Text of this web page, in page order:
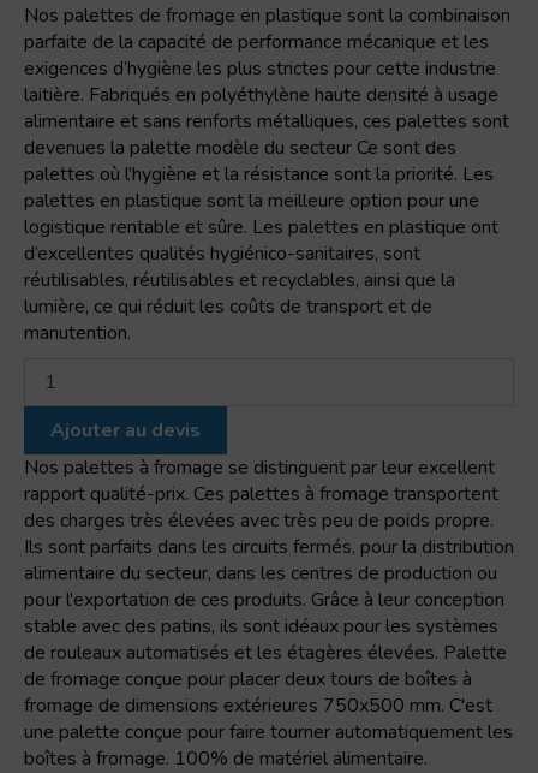
Nos palettes de fromage en plastique sont la combinaison
parfaite de la capacité de performance mécanique et les
exigences d’hygiène les plus strictes pour cette industrie
laitière. Fabriqués en polyéthylène haute densité à usage
alimentaire et sans renforts métalliques, ces palettes sont
devenues la palette modèle du secteur Ce sont des
palettes où l’hygiène et la résistance sont la priorité. Les
palettes en plastique sont la meilleure option pour une
logistique rentable et sûre. Les palettes en plastique ont
d’excellentes qualités hygiénico-sanitaires, sont
réutilisables, réutilisables et recyclables, ainsi que la
lumière, ce qui réduit les coûts de transport et de
manutention.
palette
Ajouter au devis
Nos palettes à fromage se distinguent par leur excellent
rapport qualité-prix. Ces palettes à fromage transportent
des charges très élevées avec très peu de poids propre.
Ils sont parfaits dans les circuits fermés, pour la distribution
alimentaire du secteur, dans les centres de production ou
pour l'exportation de ces produits. Grâce à leur conception
stable avec des patins, ils sont idéaux pour les systèmes
de rouleaux automatisés et les étagères élevées. Palette
de fromage conçue pour placer deux tours de boîtes à
fromage de dimensions extérieures 750x500 mm. C'est
une palette conçue pour faire tourner automatiquement les
boîtes à fromage. 100% de matériel alimentaire.